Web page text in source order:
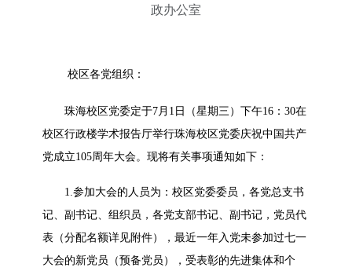
政办公室
校区各党组织：
珠海校区党委定于7月1日（星期三）下午16：30在
校区行政楼学术报告厅举行珠海校区党委庆祝中国共产
党成立105周年大会。现将有关事项通知如下：
1.参加大会的人员为：校区党委委员，各党总支书
记、副书记、组织员，各党支部书记、副书记，党员代
表（分配名额详见附件），最近一年入党未参加过七一
大会的新党员（预备党员），受表彰的先进集体和个